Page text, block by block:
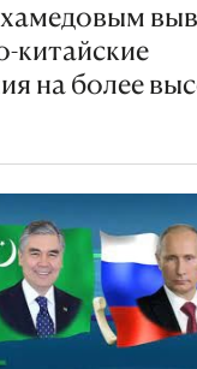
китайские
на более